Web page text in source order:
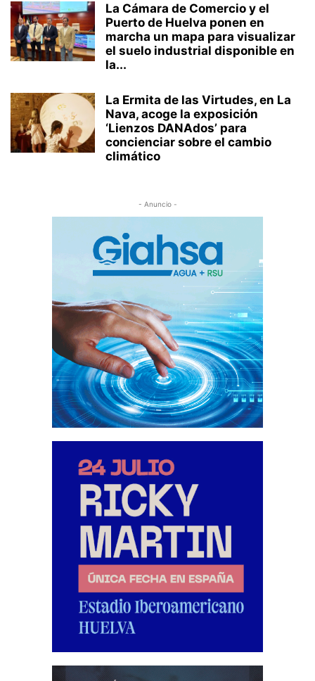
La Cámara de Comercio y el
Puerto de Huelva ponen en
marcha un mapa para visualizar
el suelo industrial disponible en
la...
La Ermita de las Virtudes, en La
Nava, acoge la exposición
‘Lienzos DANAdos’ para
concienciar sobre el cambio
climático
- Anuncio -